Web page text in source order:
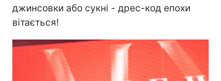
джинсовки або сукні - дрес-код епохи
вітається!